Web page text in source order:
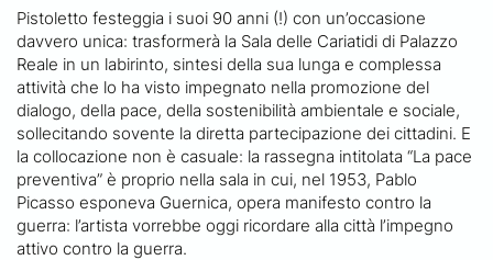
Pistoletto festeggia i suoi 90 anni (!) con un’occasione
davvero unica: trasformerà la Sala delle Cariatidi di Palazzo
Reale in un labirinto, sintesi della sua lunga e complessa
attività che lo ha visto impegnato nella promozione del
dialogo, della pace, della sostenibilità ambientale e sociale,
sollecitando sovente la diretta partecipazione dei cittadini. E
la collocazione non è casuale: la rassegna intitolata “La pace
preventiva” è proprio nella sala in cui, nel 1953, Pablo
Picasso esponeva Guernica, opera manifesto contro la
guerra: l’artista vorrebbe oggi ricordare alla città l’impegno
attivo contro la guerra.